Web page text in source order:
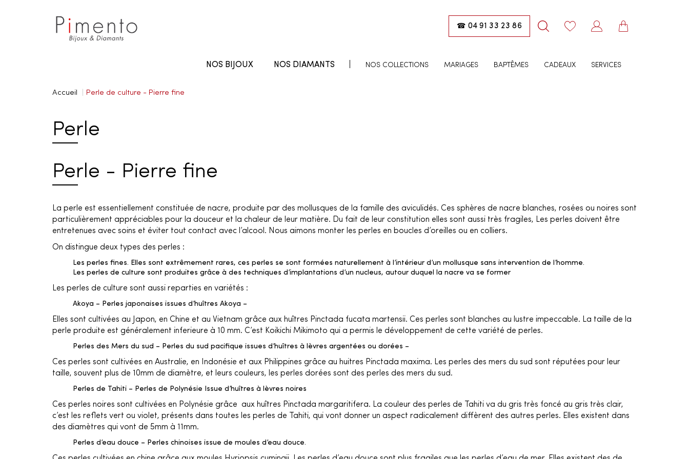
☎ 04 91 33 23 86
NOS BIJOUX NOS DIAMANTS NOS COLLECTIONS MARIAGES BAPTÊMES CADEAUX SERVICES
Accueil Perle de culture - Pierre fine
Perle
Perle - Pierre fine
La perle est essentiellement constituée de nacre, produite par des mollusques de la famille des aviculidés. Ces sphères de nacre blanches, rosées ou noires sont
particulièrement appréciables pour la douceur et la chaleur de leur matière. Du fait de leur constitution elles sont aussi très fragiles, Les perles doivent être
entretenues avec soins et éviter tout contact avec l’alcool. Nous aimons monter les perles en boucles d’oreilles ou en colliers.
On distingue deux types des perles :
Les perles fines. Elles sont extrêmement rares, ces perles se sont formées naturellement à l’intérieur d’un mollusque sans intervention de l’homme.
Les perles de culture sont produites grâce à des techniques d’implantations d’un nucleus, autour duquel la nacre va se former
Les perles de culture sont aussi reparties en variétés :
Akoya – Perles japonaises issues d’huîtres Akoya –
Elles sont cultivées au Japon, en Chine et au Vietnam grâce aux huîtres Pinctada fucata martensii. Ces perles sont blanches au lustre impeccable. La taille de la
perle produite est généralement inferieure à 10 mm. C’est Koikichi Mikimoto qui a permis le développement de cette variété de perles.
Perles des Mers du sud – Perles du sud pacifique issues d’huîtres à lèvres argentées ou dorées –
Ces perles sont cultivées en Australie, en Indonésie et aux Philippines grâce au huitres Pinctada maxima. Les perles des mers du sud sont réputées pour leur
taille, souvent plus de 10mm de diamètre, et leurs couleurs, les perles dorées sont des perles des mers du sud.
Perles de Tahiti – Perles de Polynésie Issue d’huîtres à lèvres noires
Ces perles noires sont cultivées en Polynésie grâce aux huîtres Pinctada margaritifera. La couleur des perles de Tahiti va du gris très foncé au gris très clair,
c’est les reflets vert ou violet, présents dans toutes les perles de Tahiti, qui vont donner un aspect radicalement diffèrent des autres perles. Elles existent dans
des diamètres qui vont de 5mm à 11mm.
Perles d’eau douce – Perles chinoises issue de moules d’eau douce.